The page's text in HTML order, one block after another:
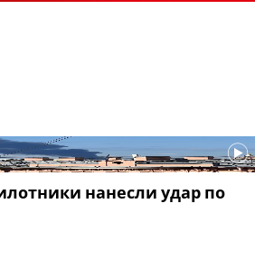
нанесли удар по